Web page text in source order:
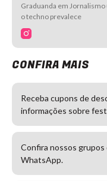
Graduanda em Jornalismo
o techno prevalece
CONFIRA MAIS
Receba cupons de
informações sobre
Confira nossos grupos
WhatsApp.